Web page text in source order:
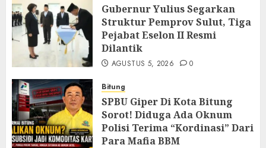
Gubernur Yulius Segarkan
Struktur Pemprov Sulut, Tiga
Pejabat Eselon II Resmi
Dilantik
AGUSTUS 5, 2026 0
Bitung
SPBU Giper Di Kota Bitung
Sorot! Diduga Ada Oknum
Polisi Terima “Kordinasi” Dari
Para Mafia BBM